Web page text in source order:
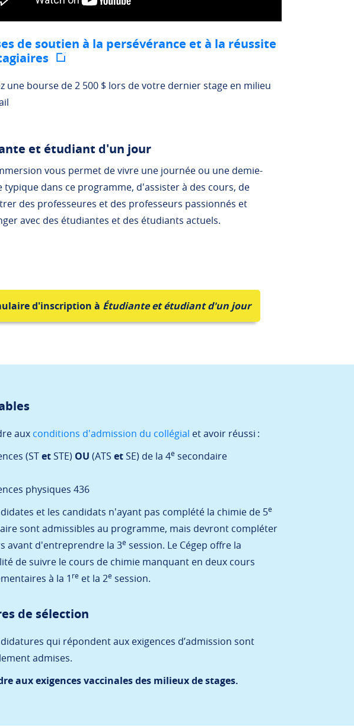
de soutien à la persévérance et à la réussite
une bourse de 2 500 $ lors de votre dernier stage en milieu
et étudiant d'un jour
vous permet de vivre une journée ou une demie-
typique dans ce programme, d'assister à des cours, de
des professeures et des professeurs passionnés et
avec des étudiantes et des étudiants actuels.
d'inscription à Étudiante et étudiant d'un jour
aux conditions d'admission du collégial et avoir réussi :
(STetSTE) OU (ATS etSE) de la 4e secondaire
physiques 436
et les candidats n'ayant pas complété la chimie de 5e
sont admissibles au programme, mais devront compléter
avant d'entreprendre la 3e session. Le Cégep offre la
de suivre le cours de chimie manquant en deux cours
à la 1 re et la 2e session.
de sélection
qui répondent aux exigences d’admission sont
admises.
aux exigences vaccinales des milieux de stages.